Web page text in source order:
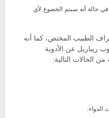
حالة أنه سيتم الخضوع لأي
الطبيب المختص، كما أنه
ريباريل عن الأدوية
الحالات التالية:
الدواء.